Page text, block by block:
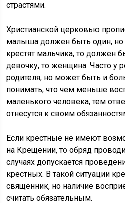
страстями.
Христианской церковью
малыша должен быть один, но
крестят мальчика, то должен
девочку, то женщина. Часто у
родителя, но может быть и
понимать, что чем меньше
маленького человека, тем
отнесутся к своим
Если крестные не имеют
на Крещении, то обряд
случаях допускается
крестных. В такой ситуации
священник, но наличие
считать обязательным.